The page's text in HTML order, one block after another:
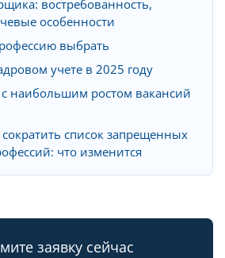
востребованность,
особенности
выбрать
учете в 2025 году
наибольшим ростом вакансий
список запрещенных
что изменится
заявку сейчас